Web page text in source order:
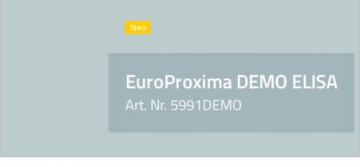
EuroProxima DEMO ELISA
Art. Nr. 5991DEMO